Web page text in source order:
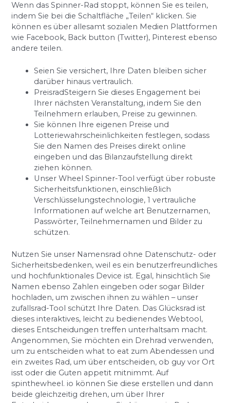
Wenn das Spinner-Rad stoppt, können Sie es teilen,
indem Sie bei die Schaltfläche „Teilen“ klicken. Sie
können es über allesamt sozialen Medien Plattformen
wie Facebook, Back button (Twitter), Pinterest ebenso
andere teilen.
Seien Sie versichert, Ihre Daten bleiben sicher
darüber hinaus vertraulich.
PreisradSteigern Sie dieses Engagement bei
Ihrer nächsten Veranstaltung, indem Sie den
Teilnehmern erlauben, Preise zu gewinnen.
Sie können Ihre eigenen Preise und
Lotteriewahrscheinlichkeiten festlegen, sodass
Sie den Namen des Preises direkt online
eingeben und das Bilanzaufstellung direkt
ziehen können.
Unser Wheel Spinner-Tool verfügt über robuste
Sicherheitsfunktionen, einschließlich
Verschlüsselungstechnologie, 1 vertrauliche
Informationen auf welche art Benutzernamen,
Passwörter, Teilnehmernamen und Bilder zu
schützen.
Nutzen Sie unser Namensrad ohne Datenschutz- oder
Sicherheitsbedenken, weil es ein benutzerfreundliches
und hochfunktionales Device ist. Egal, hinsichtlich Sie
Namen ebenso Zahlen eingeben oder sogar Bilder
hochladen, um zwischen ihnen zu wählen – unser
zufallsrad-Tool schützt Ihre Daten. Das Glücksrad ist
dieses interaktives, leicht zu bedienendes Webtool,
dieses Entscheidungen treffen unterhaltsam macht.
Angenommen, Sie möchten ein Drehrad verwenden,
um zu entscheiden what to eat zum Abendessen und
ein zweites Rad, um über entscheiden, ob guy vor Ort
isst oder die Guten appetit mitnimmt. Auf
spinthewheel. io können Sie diese erstellen und dann
beide gleichzeitig drehen, um über Ihrer